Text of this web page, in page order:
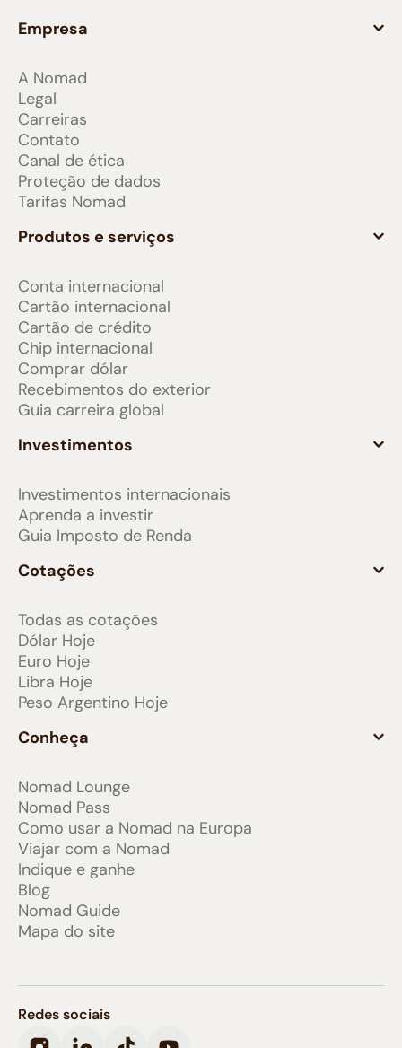
Empresa
A Nomad
Legal
Carreiras
Contato
Canal de ética
Proteção de dados
Tarifas Nomad
Produtos e serviços
Conta internacional
Cartão internacional
Cartão de crédito
Chip internacional
Comprar dólar
Recebimentos do exterior
Guia carreira global
Investimentos
Investimentos internacionais
Aprenda a investir
Guia Imposto de Renda
Cotações
Todas as cotações
Dólar Hoje
Euro Hoje
Libra Hoje
Peso Argentino Hoje
Conheça
Nomad Lounge
Nomad Pass
Como usar a Nomad na Europa
Viajar com a Nomad
Indique e ganhe
Blog
Nomad Guide
Mapa do site
Redes sociais